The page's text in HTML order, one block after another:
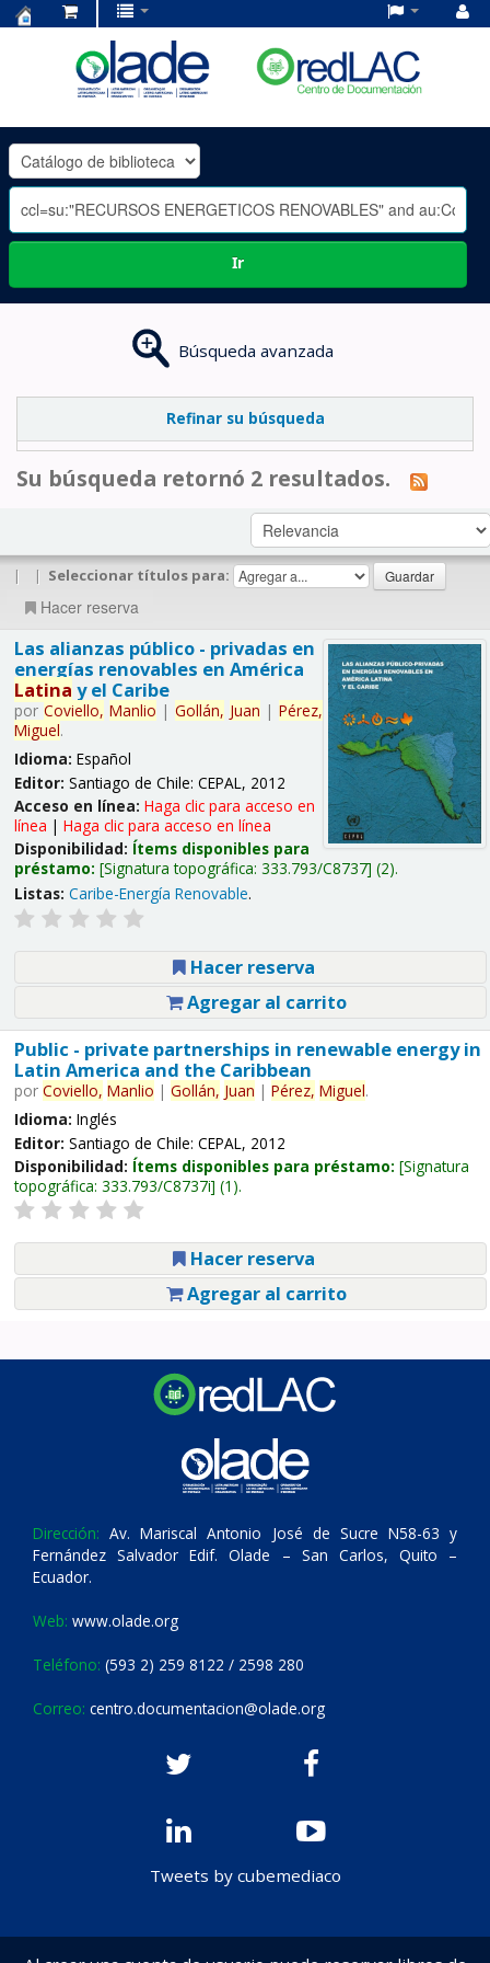
OLADE
-
Ir
Búsqueda avanzada
Refinar su búsqueda
Su búsqueda retornó 2 resultados.
| | Seleccionar títulos para:
Hacer reserva
Las alianzas público - privadas en
energías renovables en América
Latina y el Caribe
por Coviello, Manlio | Gollán, Juan | Pérez,
Miguel.
Idioma: Español
Editor: Santiago de Chile: CEPAL, 2012
Acceso en línea: Haga clic para acceso en
línea | Haga clic para acceso en línea
Disponibilidad: Ítems disponibles para
préstamo: Signatura topográfica: 333.793/C8737 (2).
Listas: Caribe-Energía Renovable.
Hacer reserva
Agregar al carrito
Public - private partnerships in renewable energy in
Latin America and the Caribbean
por Coviello, Manlio | Gollán, Juan | Pérez, Miguel.
Idioma: Inglés
Editor: Santiago de Chile: CEPAL, 2012
Disponibilidad: Ítems disponibles para préstamo: Signatura
topográfica: 333.793/C8737i (1).
Hacer reserva
Agregar al carrito
Dirección: Av. Mariscal Antonio José de Sucre N58-63 y
Fernández Salvador Edif. Olade – San Carlos, Quito –
Ecuador.
Web: www.olade.org
Teléfono: (593 2) 259 8122 / 2598 280
Correo: centro.documentacion@olade.org
Tweets by cubemediaco